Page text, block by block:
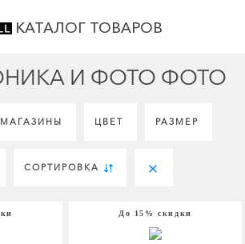
КАТАЛОГ ТОВАРОВ
И ФОТО ФОТО
МАГАЗИНЫ ЦВЕТ РАЗМЕР
СОРТИРОВКА
До 15% скидки